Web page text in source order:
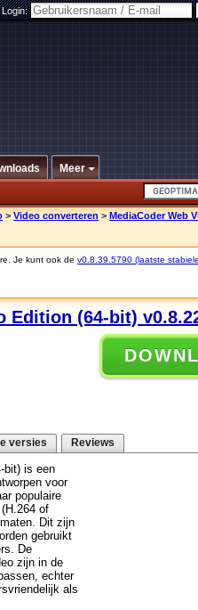
Login:
Meer
> Video converteren > MediaCoder Web
Je kunt ook de v0.8.39.5790 (laatste
Edition (64-bit)
versies Reviews
bit) is een
voor
populaire
of
Dit zijn
gebruikt
De
zijn in de
echter
als